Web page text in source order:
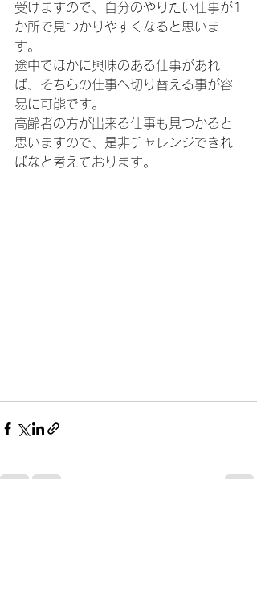
受けますので、自分のやりたい仕事が1
か所で見つかりやすくなると思いま
す。
途中でほかに興味のある仕事があれ
ば、そちらの仕事へ切り替える事が容
易に可能です。
高齢者の方が出来る仕事も見つかると
思いますので、是非チャレンジできれ
ばなと考えております。